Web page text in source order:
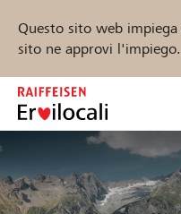
Questo sito web
sito ne approvi l'impiego.
Zum
Inhalt
springen